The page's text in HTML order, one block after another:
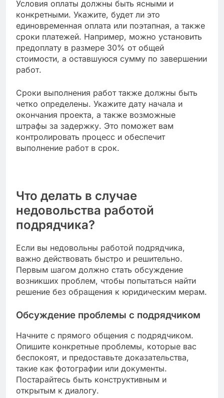
Составление договора с подрядчиком – это
важный шаг, который помогает защитить ваши
интересы и установить четкие ожидания.
Договор должен быть детализированным и
включать все ключевые аспекты работы, чтобы
избежать недоразумений в будущем.
В договоре с подрядчиком должны быть
указаны основные условия, такие как описание
работ, сроки выполнения и стоимость. Также
важно включить информацию о материалах,
которые будут использоваться, и
К обязательным пунктам относятся: полное
наименование сторон, адреса, контактные
данные, а также условия расторжения
договора. Убедитесь, что все пункты четко
Условия оплаты и сроки выполнения
Условия оплаты должны быть ясными и
конкретными. Укажите, будет ли это
сроки платежей. Например, можно установить
стоимости, а оставшуюся сумму по завершении
работ.
Сроки выполнения работ также должны быть
четко определены. Укажите дату начала и
окончания проекта, а также возможные